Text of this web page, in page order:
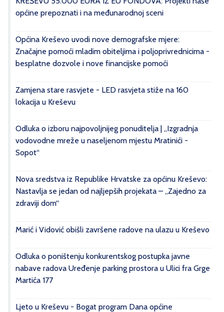
općine prepoznati i na međunarodnoj sceni
Općina Kreševo uvodi nove demografske mjere:
Značajne pomoći mladim obiteljima i poljoprivrednicima -
besplatne dozvole i nove financijske pomoći
Zamjena stare rasvjete - LED rasvjeta stiže na 160
lokacija u Kreševu
Odluka o izboru najpovoljnijeg ponuditelja | „Izgradnja
vodovodne mreže u naseljenom mjestu Mratinići -
Sopot“
Nova sredstva iz Republike Hrvatske za općinu Kreševo:
Nastavlja se jedan od najljepših projekata – „Zajedno za
zdraviji dom“
Marić i Vidović obišli završene radove na ulazu u Kreševo
Odluka o poništenju konkurentskog postupka javne
nabave radova Uređenje parking prostora u Ulici fra Grge
Martića 177
Ljeto u Kreševu - Bogat program Dana općine